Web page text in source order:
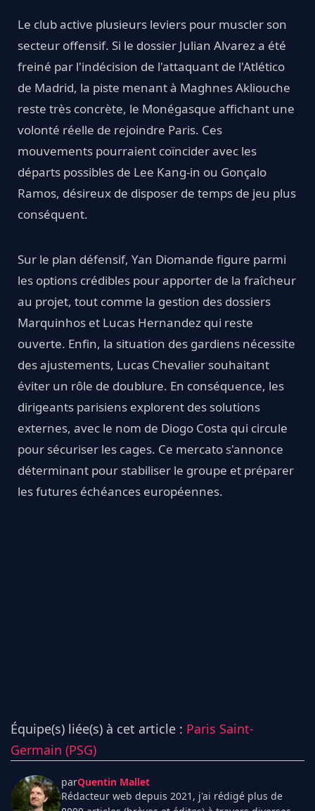
Le club active plusieurs leviers pour muscler son
secteur offensif. Si le dossier Julian Alvarez a été
freiné par l'indécision de l'attaquant de l'Atlético
de Madrid, la piste menant à Maghnes Akliouche
reste très concrète, le Monégasque affichant une
volonté réelle de rejoindre Paris. Ces
mouvements pourraient coïncider avec les
départs possibles de Lee Kang-in ou Gonçalo
Ramos, désireux de disposer de temps de jeu plus
conséquent.
Sur le plan défensif, Yan Diomande figure parmi
les options crédibles pour apporter de la fraîcheur
au projet, tout comme la gestion des dossiers
Marquinhos et Lucas Hernandez qui reste
ouverte. Enfin, la situation des gardiens nécessite
des ajustements, Lucas Chevalier souhaitant
éviter un rôle de doublure. En conséquence, les
dirigeants parisiens explorent des solutions
externes, avec le nom de Diogo Costa qui circule
pour sécuriser les cages. Ce mercato s'annonce
déterminant pour stabiliser le groupe et préparer
les futures échéances européennes.
Équipe(s) liée(s) à cet article : Paris Saint-
Germain (PSG)
parQuentin Mallet
Rédacteur web depuis 2021, j'ai rédigé plus de